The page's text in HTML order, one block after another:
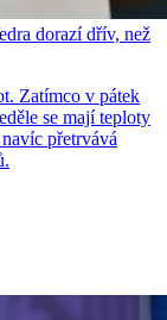
dorazí dřív, než
Zatímco v pátek
se mají teploty
přetrvává